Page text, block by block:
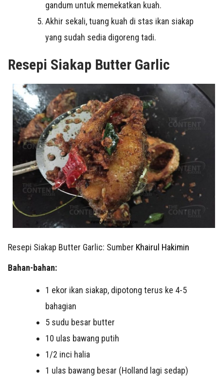
gandum untuk memekatkan kuah.
Akhir sekali, tuang kuah di stas ikan siakap
yang sudah sedia digoreng tadi.
Resepi Siakap Butter Garlic
Resepi Siakap Butter Garlic: Sumber Khairul Hakimin
Bahan-bahan:
1 ekor ikan siakap, dipotong terus ke 4-5
bahagian
5 sudu besar butter
10 ulas bawang putih
1/2 inci halia
1 ulas bawang besar (Holland lagi sedap)